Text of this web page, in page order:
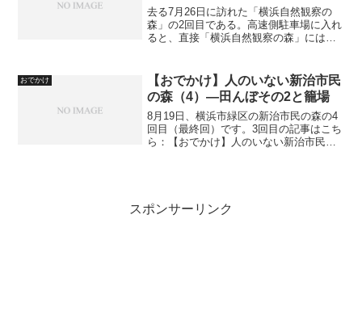
去る7月26日に訪れた「横浜自然観察の
森」の2回目である。高速側駐車場に入れ
ると、直接「横浜自然観察の森」には行
回は、「金沢市民の森」の道中である。
と思ったら、いきなり...
おでかけ
【おでかけ】人のいない新治市民
の森（4）—田んぼその2と籠場
8月19日、横浜市緑区の新治市民の森の4
回目（最終回）です。3回目の記事はこち
ら：【おでかけ】人のいない新治市民の
スポンサーリンク